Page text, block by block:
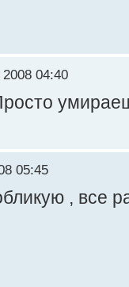
04:40
05:45
, все